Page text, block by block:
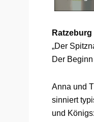
Ratzeburg
„Der
Der
Anna und
sinniert
und